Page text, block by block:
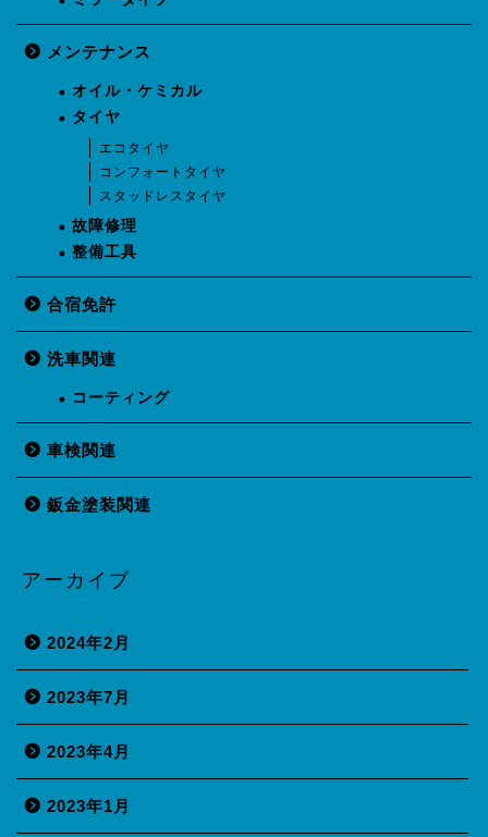
メンテナンス
オイル・ケミカル
タイヤ
エコタイヤ
コンフォートタイヤ
スタッドレスタイヤ
故障修理
整備工具
合宿免許
洗車関連
コーティング
車検関連
鈑金塗装関連
アーカイブ
2024年2月
2023年7月
2023年4月
2023年1月